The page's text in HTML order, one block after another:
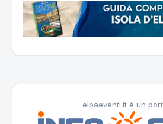
elbaeventi.it è un